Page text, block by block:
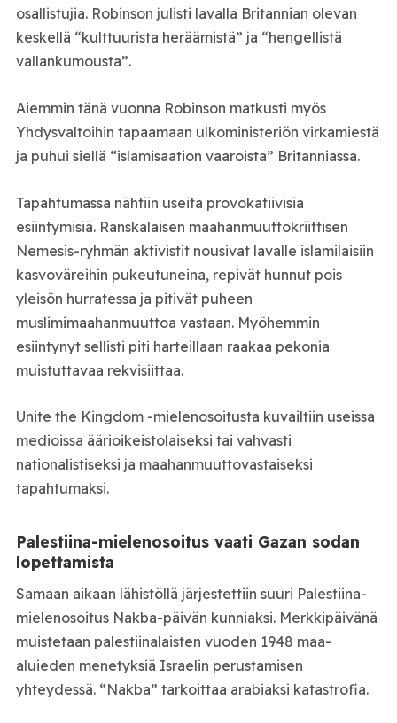
osallistujia. Robinson julisti lavalla Britannian olevan
keskellä “kulttuurista heräämistä” ja “hengellistä
vallankumousta”.
Aiemmin tänä vuonna Robinson matkusti myös
Yhdysvaltoihin tapaamaan ulkoministeriön virkamiestä
ja puhui siellä “islamisaation vaaroista” Britanniassa.
Tapahtumassa nähtiin useita provokatiivisia
esiintymisiä. Ranskalaisen maahanmuuttokriittisen
Nemesis-ryhmän aktivistit nousivat lavalle islamilaisiin
kasvoväreihin pukeutuneina, repivät hunnut pois
yleisön hurratessa ja pitivät puheen
muslimimaahanmuuttoa vastaan. Myöhemmin
esiintynyt sellisti piti harteillaan raakaa pekonia
muistuttavaa rekvisiittaa.
Unite the Kingdom -mielenosoitusta kuvailtiin useissa
medioissa äärioikeistolaiseksi tai vahvasti
nationalistiseksi ja maahanmuuttovastaiseksi
tapahtumaksi.
Palestiina-mielenosoitus vaati Gazan sodan
lopettamista
Samaan aikaan lähistöllä järjestettiin suuri Palestiina-
mielenosoitus Nakba-päivän kunniaksi. Merkkipäivänä
muistetaan palestiinalaisten vuoden 1948 maa-
aluieden menetyksiä Israelin perustamisen
yhteydessä. “Nakba” tarkoittaa arabiaksi katastrofia.